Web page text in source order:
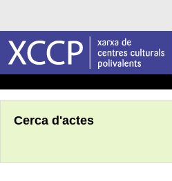
Cerca d'actes